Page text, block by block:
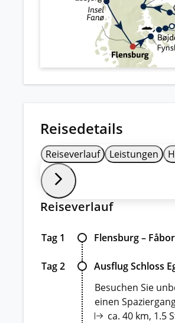
Reisedetails
Reiseverlauf Leistungen
Reiseverlauf
Tag 1 Flensburg –
Tag 2
Ausflug Schloss
Besuchen Sie
einen
ca. 40 km, 1.5